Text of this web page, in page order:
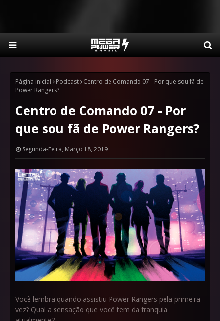
Página inicial Podcast
Centro de Comando 07 - Por que sou fã de
Power Rangers?
Centro de Comando 07 - Por
que sou fã de Power Rangers?
Segunda-Feira, Março 18, 2019
Você lembra quando assistiu Power Rangers pela primeira
vez? Qual a sensação que você tem da franquia